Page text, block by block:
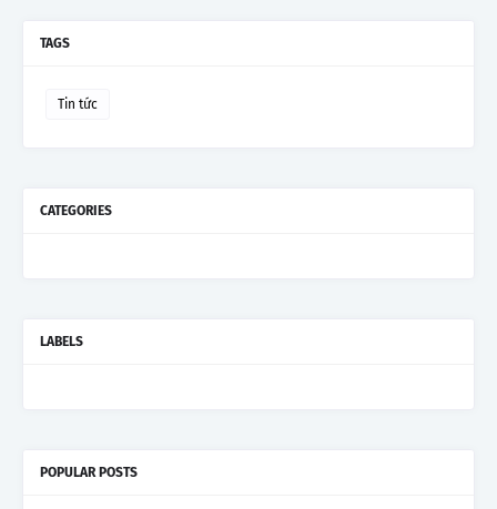
TAGS
Tin tức
CATEGORIES
LABELS
POPULAR POSTS